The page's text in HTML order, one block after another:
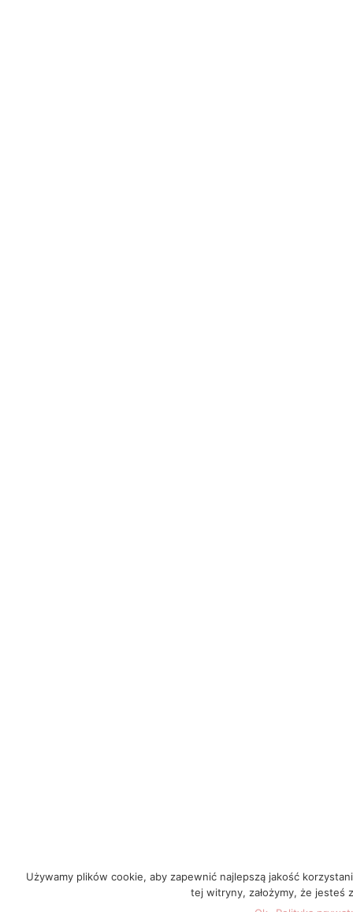
Używamy plików cookie, aby zapewnić najlepszą jakość
tej witryny, założymy, że jesteś